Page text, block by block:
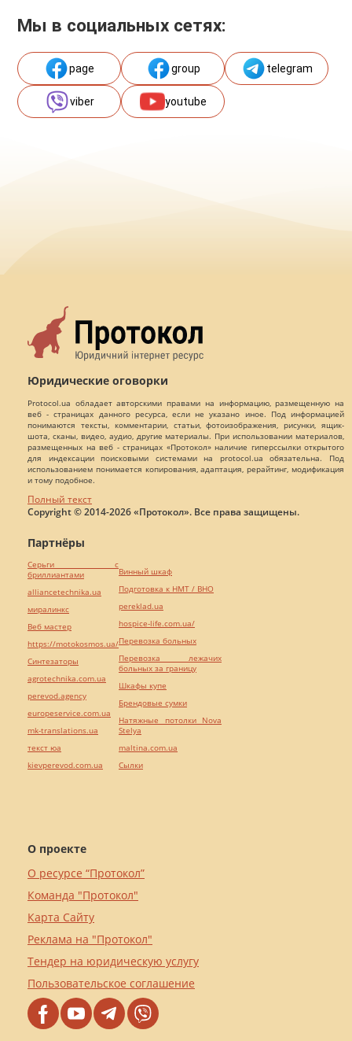
Мы в социальных сетях:
page group telegram
viber youtube
Юридические оговорки
Protocol.ua обладает авторскими правами на информацию, размещенную на
веб - страницах данного ресурса, если не указано иное. Под информацией
понимаются тексты, комментарии, статьи, фотоизображения, рисунки, ящик-
шота, сканы, видео, аудио, другие материалы. При использовании материалов,
размещенных на веб - страницах «Протокол» наличие гиперссылки открытого
для индексации поисковыми системами на protocol.ua обязательна. Под
использованием понимается копирования, адаптация, рерайтинг, модификация
и тому подобное.
Полный текст
Copyright © 2014-2026 «Протокол». Все права защищены.
О проекте
О ресурсе “Протокол”
Команда "Протокол"
Карта Сайту
Реклама на "Протокол"
Тендер на юридическую услугу
Пользовательское соглашение
Партнёры
Серьги с
бриллиантами
alliancetechnika.ua
миралинкс
Веб мастер
https://motokosmos.ua/
Синтезаторы
agrotechnika.com.ua
perevod.agency
europeservice.com.ua
mk-translations.ua
текст юа
kievperevod.com.ua
Винный шкаф
Подготовка к НМТ / ВНО
pereklad.ua
hospice-life.com.ua/
Перевозка больных
Перевозка лежачих
больных за границу
Шкафы купе
Брендовые сумки
Натяжные потолки Nova
Stelya
maltina.com.ua
Cылки